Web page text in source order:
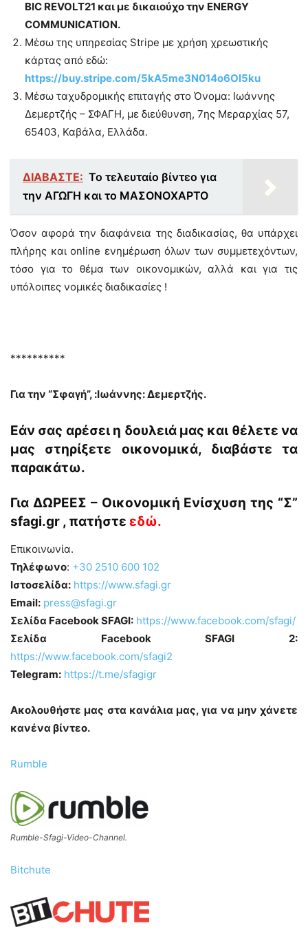
BIC REVOLT21 και με δικαιούχο την ENERGY
COMMUNICATION.
Μέσω της υπηρεσίας Stripe με χρήση χρεωστικής
κάρτας από εδώ:
https://buy.stripe.com/5kA5me3N014o6OI5ku
Μέσω ταχυδρομικής επιταγής στο Όνομα: Ιωάννης
Δεμερτζής – ΣΦΑΓΗ, με διεύθυνση, 7ης Μεραρχίας 57,
65403, Καβάλα, Ελλάδα.
ΔΙΑΒΑΣΤΕ: Το τελευταίο βίντεο για
την ΑΓΩΓΗ και το ΜΑΣΟΝΟΧΑΡΤΟ
Όσον αφορά την διαφάνεια της διαδικασίας, θα υπάρχει
πλήρης και online ενημέρωση όλων των συμμετεχόντων,
τόσο για το θέμα των οικονομικών, αλλά και για τις
υπόλοιπες νομικές διαδικασίες !
**********
Για την “Σφαγή”, :Ιωάννης: Δεμερτζής.
Εάν σας αρέσει η δουλειά μας και θέλετε να
μας στηρίξετε οικονομικά, διαβάστε τα
παρακάτω.
Για ΔΩΡΕΕΣ – Οικονομική Ενίσχυση της “Σ”
sfagi.gr , πατήστε εδώ.
Επικοινωνία.
Τηλέφωνο: +30 2510 600 102
Ιστοσελίδα: https://www.sfagi.gr
Email: press@sfagi.gr
Σελίδα Facebook SFAGI: https://www.facebook.com/sfagi/
Σελίδα Facebook SFAGI 2:
https://www.facebook.com/sfagi2
Telegram: https://t.me/sfagigr
Ακολουθήστε μας στα κανάλια μας, για να μην χάνετε
κανένα βίντεο.
Rumble
Rumble-Sfagi-Video-Channel.
Bitchute